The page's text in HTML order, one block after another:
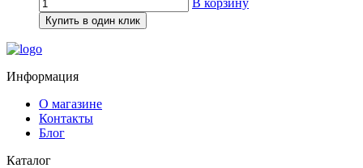
Купить в один клик
Информация
О магазине
Контакты
Блог
Каталог